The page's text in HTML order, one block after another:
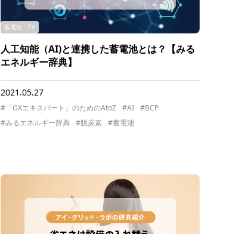
蓄電池・EV
人工知能（AI)と連携した蓄電池とは？【みる
エネルギー辞典】
2021.05.27
#「GXエキスパート」のためのAtoZ #AI
#BCP
#みるエネルギー辞典
#脱炭素 #蓄電池